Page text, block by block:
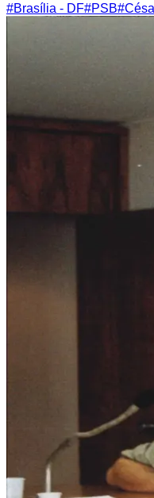
#Brasília - DF#PSB#